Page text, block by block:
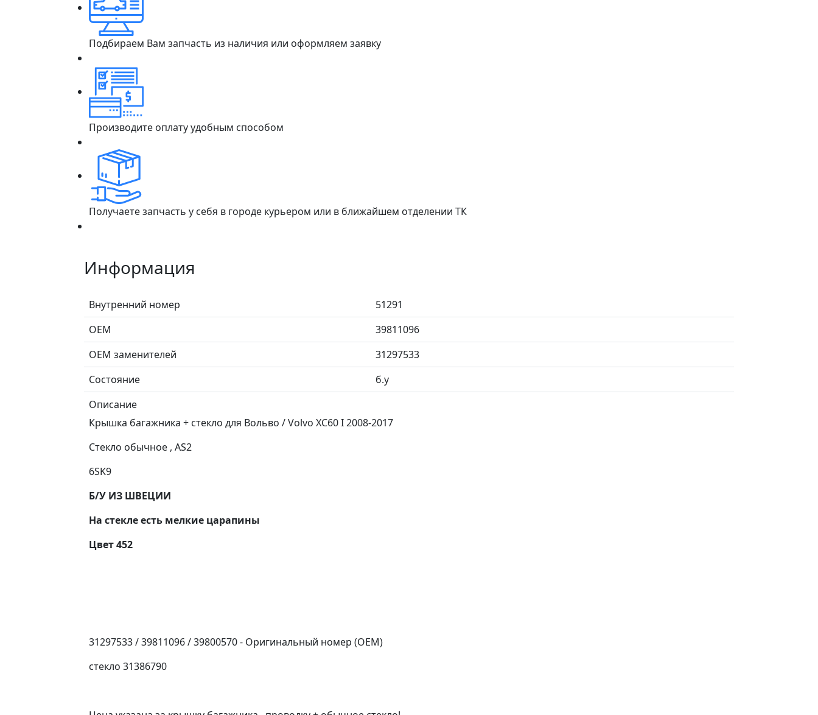
Подбираем Вам запчасть из наличия или оформляем заявку
Производите оплату удобным способом
Получаете запчасть у себя в городе курьером или в ближайшем отделении ТК
Информация
Внутренний номер
51291
ОЕМ
39811096
ОЕМ заменителей
31297533
Состояние
б.у
Описание
Крышка багажника + стекло для Вольво / Volvo XC60 I 2008-2017
Стекло обычное , AS2
6SK9
Б/У ИЗ ШВЕЦИИ
На стекле есть мелкие царапины
Цвет 452
31297533 / 39811096 / 39800570 - Оригинальный номер (OEM)
стекло 31386790